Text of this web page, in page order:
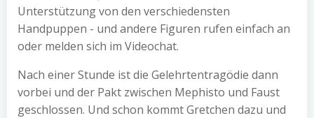
Unterstützung von den verschiedensten
Handpuppen - und andere Figuren rufen einfach an
oder melden sich im Videochat.
Nach einer Stunde ist die Gelehrtentragödie dann
vorbei und der Pakt zwischen Mephisto und Faust
geschlossen. Und schon kommt Gretchen dazu und